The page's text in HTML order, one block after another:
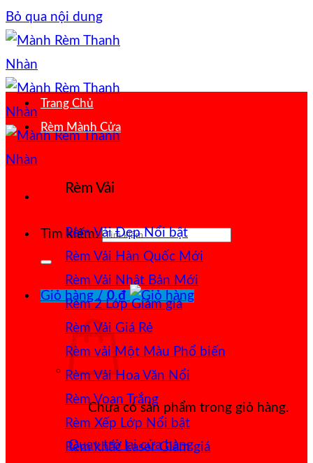
Bỏ qua nội dung
Tìm kiếm:
Giỏ hàng /0₫
Chưa có sản phẩm trong giỏ hàng.
Quay trở lại cửa hàng
Trang Chủ
Rèm Mành Cửa
Rèm Vải
Rèm Vải Đẹp
Rèm Vải Hàn Quốc
Rèm Vải Nhật Bản
Rèm 2 Lớp
Rèm Vải Giá Rẻ
Rèm vải Một Màu
Rèm Vải Hoa Văn Nổi
Rèm Voan Trắng
Rèm Xếp Lớp
Rèm khắc Laser